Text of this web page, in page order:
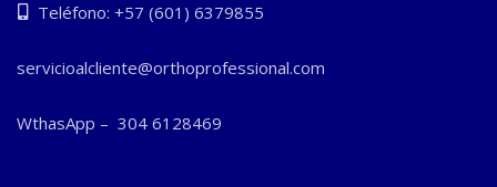
Teléfono: +57 (601) 6379855
servicioalcliente@orthoprofessional.com
WthasApp – 304 6128469